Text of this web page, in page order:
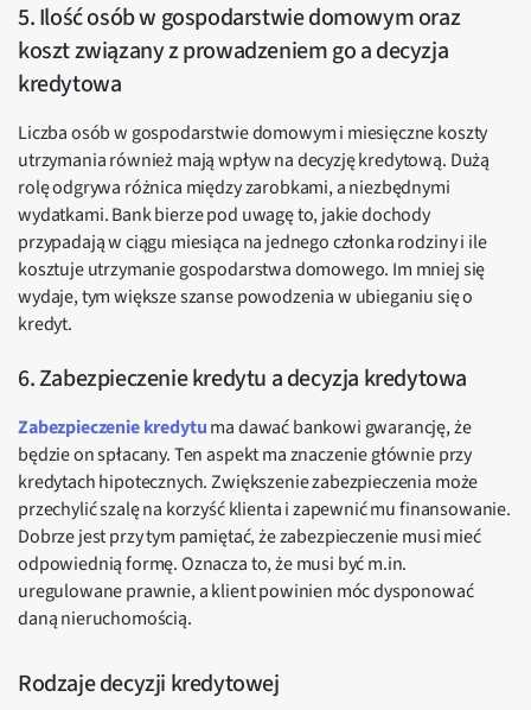
5. Ilość osób w gospodarstwie domowym oraz
koszt związany z prowadzeniem go a decyzja
kredytowa
Liczba osób w gospodarstwie domowym i miesięczne koszty
utrzymania również mają wpływ na decyzję kredytową. Dużą
rolę odgrywa różnica między zarobkami, a niezbędnymi
wydatkami. Bank bierze pod uwagę to, jakie dochody
przypadają w ciągu miesiąca na jednego członka rodziny i ile
kosztuje utrzymanie gospodarstwa domowego. Im mniej się
wydaje, tym większe szanse powodzenia w ubieganiu się o
kredyt.
6. Zabezpieczenie kredytu a decyzja kredytowa
Zabezpieczenie kredytuma dawać bankowi gwarancję, że
będzie on spłacany. Ten aspekt ma znaczenie głównie przy
kredytach hipotecznych. Zwiększenie zabezpieczenia może
przechylić szalę na korzyść klienta i zapewnić mu finansowanie.
Dobrze jest przy tym pamiętać, że zabezpieczenie musi mieć
odpowiednią formę. Oznacza to, że musi być m.in.
uregulowane prawnie, a klient powinien móc dysponować
daną nieruchomością.
Rodzaje decyzji kredytowej